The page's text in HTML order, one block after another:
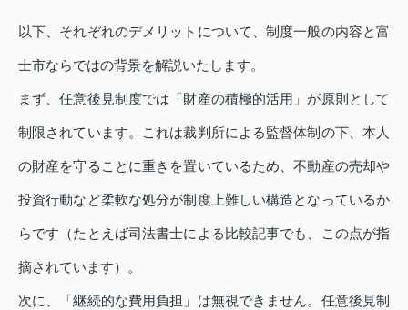
以下、それぞれのデメリットについて、制度一般の内容と富
士市ならではの背景を解説いたします。
まず、任意後見制度では「財産の積極的活用」が原則として
制限されています。これは裁判所による監督体制の下、本人
の財産を守ることに重きを置いているため、不動産の売却や
投資行動など柔軟な処分が制度上難しい構造となっているか
らです（たとえば司法書士による比較記事でも、この点が指
摘されています）。
次に、「継続的な費用負担」は無視できません。任意後見制